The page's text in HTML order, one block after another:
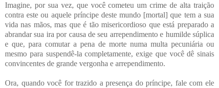
Imagine, por sua vez, que você cometeu um crime de alta traição
contra este ou aquele príncipe deste mundo [mortal] que tem a sua
vida nas mãos, mas que é tão misericordioso que está preparado a
abrandar sua ira por causa de seu arrependimento e humilde súplica
e que, para comutar a pena de morte numa multa pecuniária ou
mesmo para suspendê-la completamente, exige que você dê sinais
convincentes de grande vergonha e arrependimento.
Ora, quando você for trazido a presença do príncipe, fale com ele